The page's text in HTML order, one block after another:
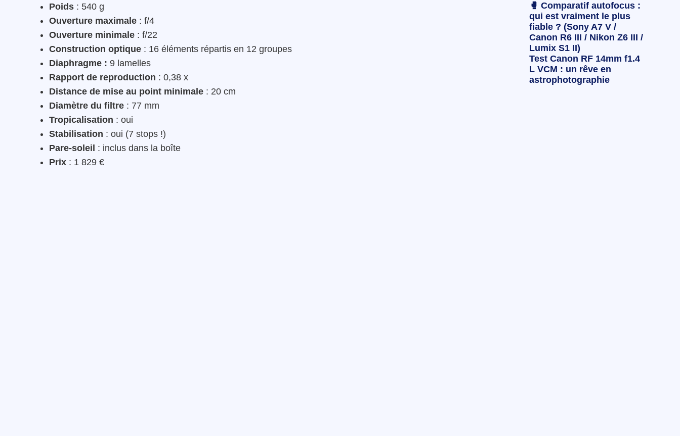
Poids : 540 g
Ouverture maximale : f/4
Ouverture minimale : f/22
Construction optique : 16 éléments répartis en 12 groupes
Diaphragme : 9 lamelles
Rapport de reproduction : 0,38 x
Distance de mise au point minimale : 20 cm
Diamètre du filtre : 77 mm
Tropicalisation : oui
Stabilisation : oui (7 stops !)
Pare-soleil : inclus dans la boîte
Prix : 1 829 €
🥊 Comparatif autofocus :
qui est vraiment le plus
fiable ? (Sony A7 V /
Canon R6 III / Nikon Z6 III /
Lumix S1 II)
Test Canon RF 14mm f1.4
L VCM : un rêve en
astrophotographie